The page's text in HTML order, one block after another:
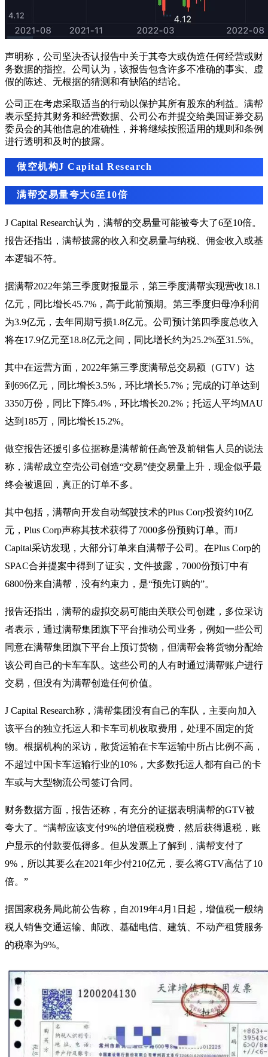
声明称，公司坚决否认报告中关于其夸大或伪造任何经营或财
务数据的指控。公司认为，该报告包含许多不准确的事实、虚
假的陈述、无根据的猜测和有缺陷的结论。
公司正在考虑采取适当的行动以保护其所有股东的利益。满帮
表示坚持其财务和经营数据、公司公布并提交给美国证券交易
委员会的其他信息的准确性，并将继续按照适用的规则和条例
进行透明和及时的披露。
做空机构J Capital Research
满帮交易量夸大6至10倍
J Capital Research认为，满帮的交易量可能被夸大了6至10倍。
报告还指出，满帮披露的收入和交易量与纳税、佣金收入或基
本逻辑不符。
据满帮2022年第三季度财报显示，第三季度满帮实现营收18.1
亿元，同比增长45.7%，高于此前预期。第三季度归母净利润
为3.9亿元，去年同期亏损1.8亿元。公司预计第四季度总收入
将在17.9亿元至18.8亿元之间，同比增长约为25.2%至31.5%。
其中在运营方面，2022年第三季度满帮总交易额（GTV）达
到696亿元，同比增长3.5%，环比增长5.7%；完成的订单达到
3350万份，同比下降5.4%，环比增长20.2%；托运人平均MAU
达到185万，同比增长15.2%。
做空报告还援引多位据称是满帮前任高管及前销售人员的说法
称，满帮成立空壳公司创造“交易”使交易量上升，现金似乎最
终会被退回，真正的订单不多。
其中包括，满帮向开发自动驾驶技术的Plus Corp投资约10亿
元，Plus Corp声称其技术获得了7000多份预购订单。而J
Capital采访发现，大部分订单来自满帮子公司。在Plus Corp的
SPAC合并提案中得到了证实，文件披露，7000份预订中有
6800份来自满帮，没有约束力，是“预先订购的”。
报告还指出，满帮的虚拟交易可能由关联公司创建，多位采访
者表示，通过满帮集团旗下平台推动公司业务，例如一些公司
同意在满帮集团旗下平台上预订货物，但满帮会将货物分配给
该公司自己的卡车车队。这些公司的人有时通过满帮账户进行
交易，但没有为满帮创造任何价值。
J Capital Research称，满帮集团没有自己的车队，主要向加入
该平台的独立托运人和卡车司机收取费用，处理不固定的货
物。根据机构的采访，散货运输在卡车运输中所占比例不高，
不超过中国卡车运输行业的10%，大多数托运人都有自己的卡
车或与大型物流公司签订合同。
财务数据方面，报告还称，有充分的证据表明满帮的GTV被
夸大了。“满帮应该支付9%的增值税税费，然后获得退税，账
户显示的付款要低得多。但从发票上了解到，满帮支付了
9%，所以其要么在2021年少付210亿元，要么将GTV高估了10
倍。”
据国家税务局此前公告称，自2019年4月1日起，增值税一般纳
税人销售交通运输、邮政、基础电信、建筑、不动产租赁服务
的税率为9%。